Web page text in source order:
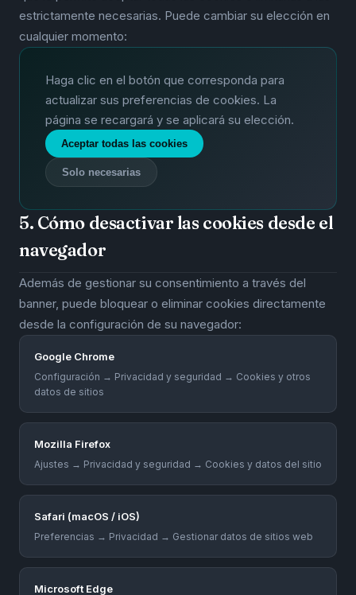
estrictamente necesarias. Puede cambiar su elección en
cualquier momento:
Haga clic en el botón que corresponda para
actualizar sus preferencias de cookies. La
página se recargará y se aplicará su elección.
Aceptar todas las cookies
Solo necesarias
5. Cómo desactivar las cookies desde el
navegador
Además de gestionar su consentimiento a través del
banner, puede bloquear o eliminar cookies directamente
desde la configuración de su navegador:
Google Chrome
Configuración → Privacidad y seguridad → Cookies y otros
datos de sitios
Mozilla Firefox
Ajustes → Privacidad y seguridad → Cookies y datos del sitio
Safari (macOS / iOS)
Preferencias → Privacidad → Gestionar datos de sitios web
Microsoft Edge